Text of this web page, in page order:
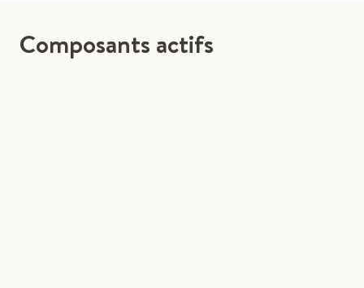
Composants actifs